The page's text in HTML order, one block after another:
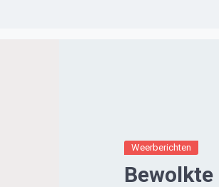
Weerberichten